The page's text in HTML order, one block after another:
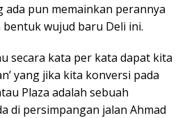
ada pun memainkan perannya
bentuk wujud baru Deli ini.
secara kata per kata dapat kita
yang jika kita konversi pada
Plaza adalah sebuah
di persimpangan jalan Ahmad